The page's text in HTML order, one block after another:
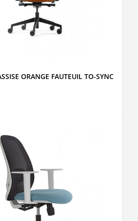
ORANGE FAUTEUIL TO-SYNC